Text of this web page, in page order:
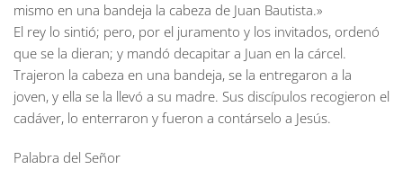
mismo en una bandeja la cabeza de Juan Bautista.»
El rey lo sintió; pero, por el juramento y los invitados, ordenó
que se la dieran; y mandó decapitar a Juan en la cárcel.
Trajeron la cabeza en una bandeja, se la entregaron a la
joven, y ella se la llevó a su madre. Sus discípulos recogieron el
cadáver, lo enterraron y fueron a contárselo a Jesús.
Palabra del Señor